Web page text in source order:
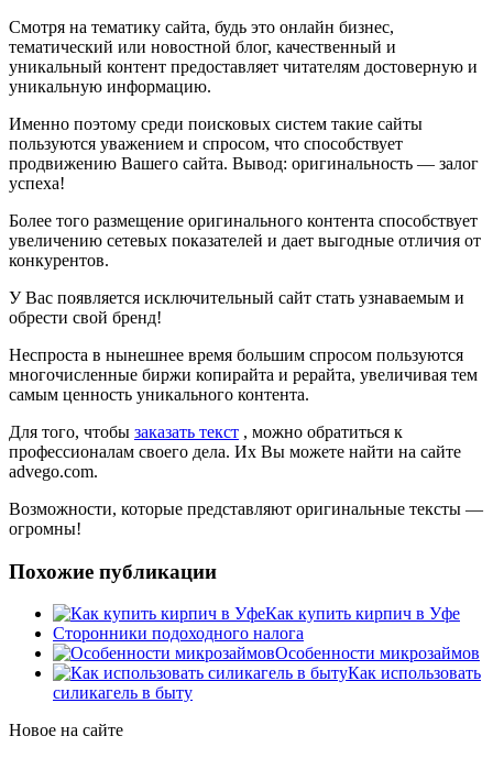
Смотря на тематику сайта, будь это онлайн бизнес,
тематический или новостной блог, качественный и
уникальный контент предоставляет читателям достоверную и
уникальную информацию.
Именно поэтому среди поисковых систем такие сайты
пользуются уважением и спросом, что способствует
продвижению Вашего сайта. Вывод: оригинальность — залог
успеха!
Более того размещение оригинального контента способствует
увеличению сетевых показателей и дает выгодные отличия от
конкурентов.
У Вас появляется исключительный сайт стать узнаваемым и
обрести свой бренд!
Неспроста в нынешнее время большим спросом пользуются
многочисленные биржи копирайта и рерайта, увеличивая тем
самым ценность уникального контента.
Для того, чтобы заказать текст , можно обратиться к
профессионалам своего дела. Их Вы можете найти на сайте
advego.com.
Возможности, которые представляют оригинальные тексты —
огромны!
Похожие публикации
Как купить кирпич в Уфе
Сторонники подоходного налога
Особенности микрозаймов
Как использовать
силикагель в быту
Новое на сайте